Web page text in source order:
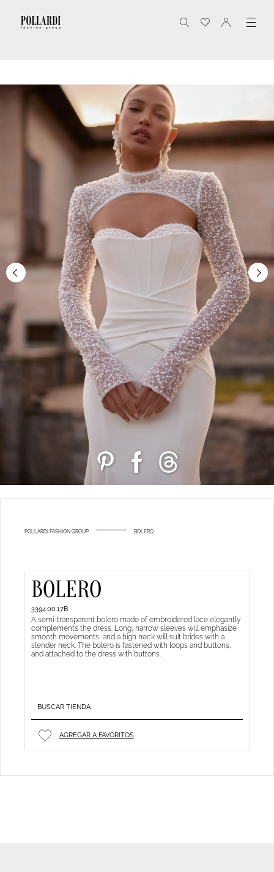
POLLARDI FASHION GROUP BOLERO
BOLERO
3394.00.17B
A semi-transparent bolero made of embroidered lace elegantly
complements the dress. Long, narrow sleeves will emphasize
smooth movements, and a high neck will suit brides with a
slender neck. The bolero is fastened with loops and buttons,
and attached to the dress with buttons.
BUSCAR TIENDA
AGREGAR A FAVORITOS